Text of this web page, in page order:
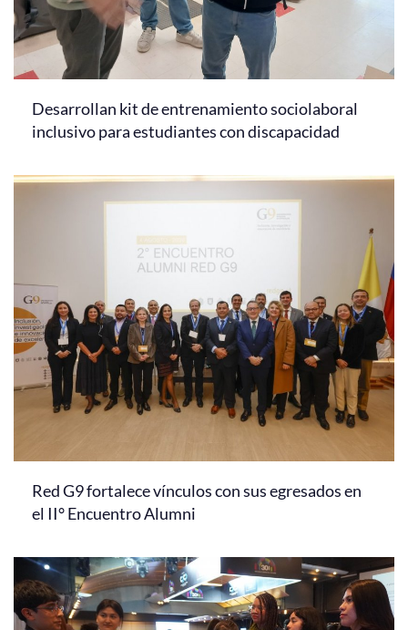
Desarrollan kit de entrenamiento sociolaboral
inclusivo para estudiantes con discapacidad
Red G9 fortalece vínculos con sus egresados en
el II° Encuentro Alumni